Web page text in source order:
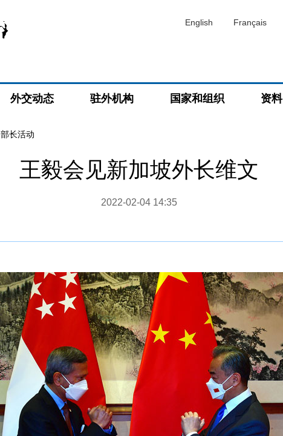
English Français
外交动态 驻外机构 国家和组织 资料
部长活动
王毅会见新加坡外长维文
2022-02-04 14:35